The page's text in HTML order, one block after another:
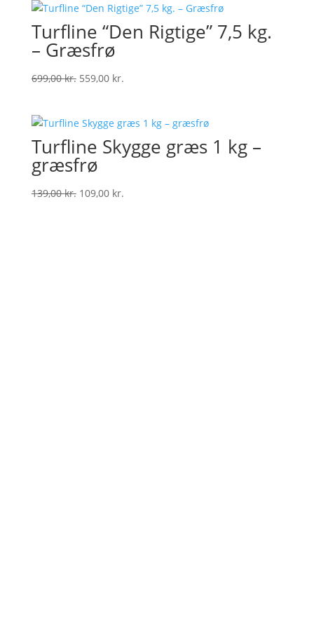
Turfline “Den Rigtige” 7,5 kg.
– Græsfrø
699,00kr. Original
699,00 kr..
559,00 kr.Current
559,00 kr..
Turfline Skygge græs 1 kg –
græsfrø
139,00kr. Original
109,00 kr.Current